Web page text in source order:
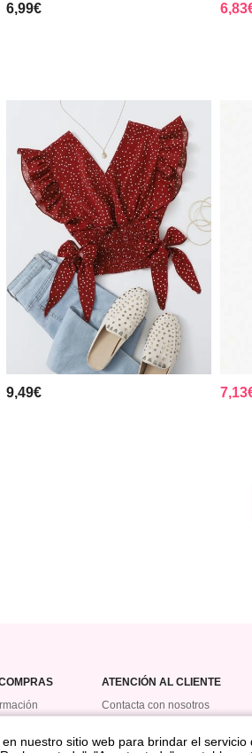
6,99€
9,49€
ATENCIÓN AL CLIENTE
Contacta con nosotros
Programa De Regalo De
nuestro sitio web para brindar el